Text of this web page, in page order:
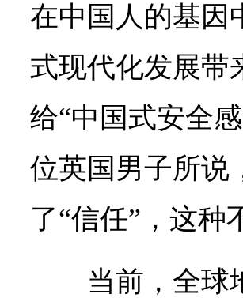
在中国人的基因
式现代化发展带
给“中国式安全
位英国男子所说
了“信任”，这种
当前，全球